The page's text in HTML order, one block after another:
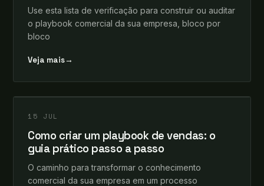
Use esta lista de verificação para construir ou auditar
o playbook comercial da sua empresa, bloco por
bloco
Veja mais→
INSIGHTS
leosomma+
15 JUL
Como criar um playbook de vendas: o
guia prático passo a passo
O caminho para transformar o conhecimento
comercial da sua empresa em um processo